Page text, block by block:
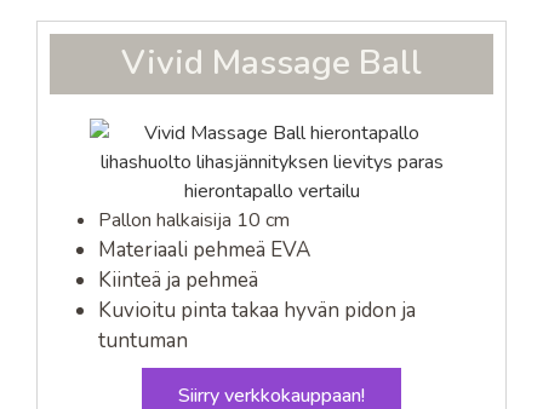
Vivid Massage Ball
Pallon halkaisija 10 cm
Materiaali pehmeä EVA
Kiinteä ja pehmeä
Kuvioitu pinta takaa hyvän pidon ja
tuntuman
Siirry verkkokauppaan!